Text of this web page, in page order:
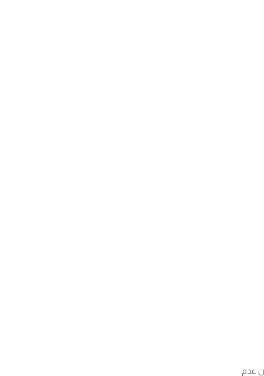
نقدم خصومات تصل إلى 25% مع ضمان عدم